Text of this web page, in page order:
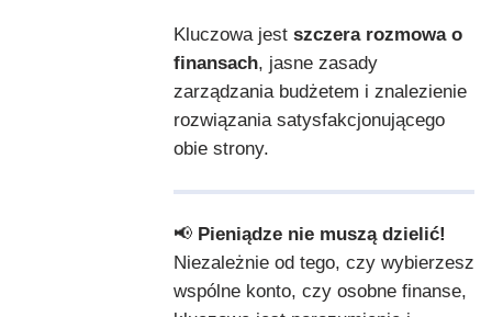
Kluczowa jest szczera rozmowa o
finansach, jasne zasady
zarządzania budżetem i znalezienie
rozwiązania satysfakcjonującego
obie strony.
📢 Pieniądze nie muszą dzielić!
Niezależnie od tego, czy wybierzesz
wspólne konto, czy osobne finanse,